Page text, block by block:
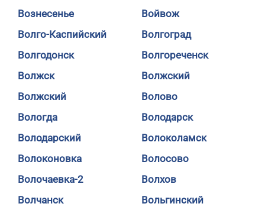
Вознесенье
Войвож
Волго-Каспийский
Волгоград
Волгодонск
Волгореченск
Волжск
Волжский
Волжский
Волово
Вологда
Володарск
Володарский
Волоколамск
Волоконовка
Волосово
Волочаевка-2
Волхов
Волчанск
Вольгинский